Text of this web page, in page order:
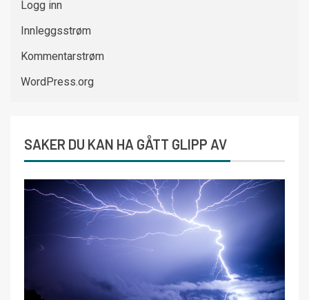
Logg inn
Innleggsstrøm
Kommentarstrøm
WordPress.org
SAKER DU KAN HA GÅTT GLIPP AV